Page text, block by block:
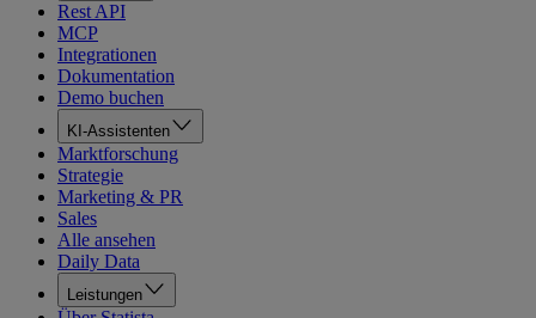
Rest API
MCP
Integrationen
Dokumentation
Demo buchen
KI-Assistenten
Marktforschung
Strategie
Marketing & PR
Sales
Alle ansehen
Daily Data
Leistungen